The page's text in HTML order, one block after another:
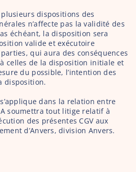
plusieurs dispositions des
n’affecte pas la validité des
échéant, la disposition sera
valide et exécutoire
qui aura des conséquences
celles de la disposition initiale et
du possible, l’intention des
disposition.
dans la relation entre
soumettra tout litige relatif à
des présentes CGV aux
d’Anvers, division Anvers.